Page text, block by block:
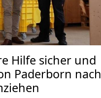
Hilfe sicher und
Paderborn nach